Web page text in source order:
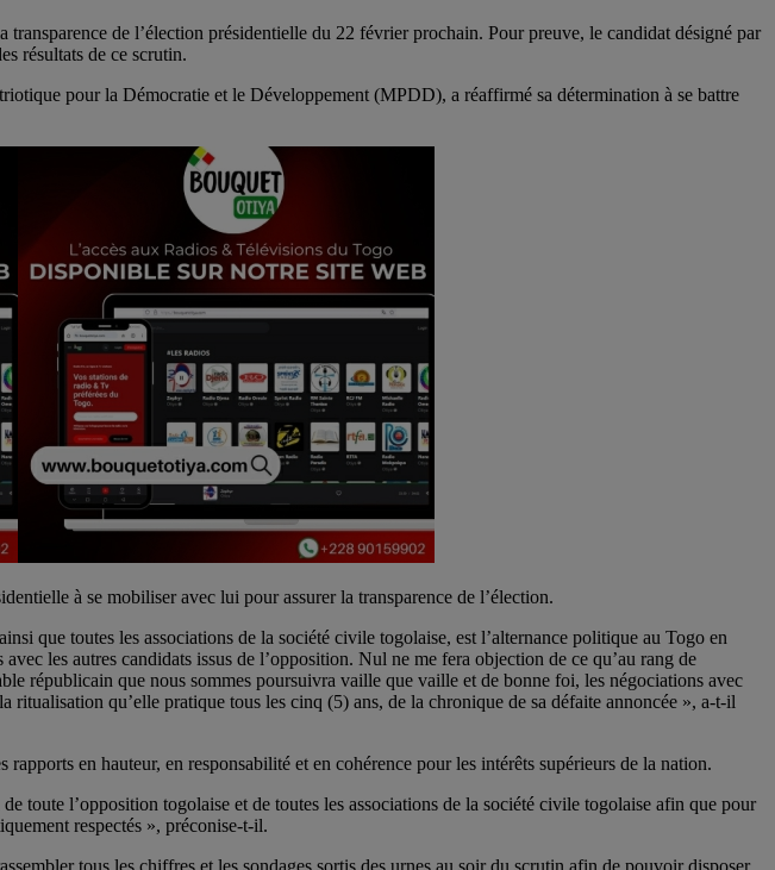
de l’élection présidentielle du 22 février prochain. Pour preuve, le candidat désigné par
résultats de ce scrutin.
pour la Démocratie et le Développement (MPDD), a réaffirmé sa détermination à se battre
à se mobiliser avec lui pour assurer la transparence de l’élection.
que toutes les associations de la société civile togolaise, est l’alternance politique au Togo en
les autres candidats issus de l’opposition. Nul ne me fera objection de ce qu’au rang de
républicain que nous sommes poursuivra vaille que vaille et de bonne foi, les négociations avec
qu’elle pratique tous les cinq (5) ans, de la chronique de sa défaite annoncée », a-t-il
en hauteur, en responsabilité et en cohérence pour les intérêts supérieurs de la nation.
toute l’opposition togolaise et de toutes les associations de la société civile togolaise afin que pour
respectés », préconise-t-il.
tous les chiffres et les sondages sortis des urnes au soir du scrutin afin de pouvoir disposer